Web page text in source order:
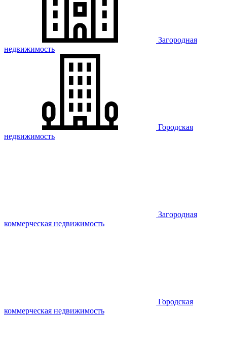
Загородная
недвижимость
Городская
недвижимость
Загородная
коммерческая недвижимость
Городская
коммерческая недвижимость